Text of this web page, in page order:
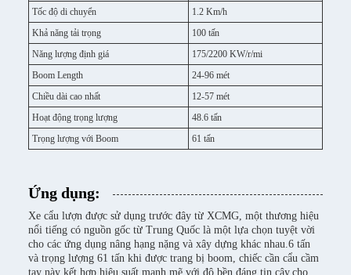
Tốc độ di chuyển
1.2 Km/h
Khả năng tải trọng
100 tấn
Năng lượng định giá
175/2200 KW/r/mi
Boom Length
24-96 mét
Chiều dài cao nhất
12-57 mét
Hoạt động trọng lượng
48.6 tấn
Trọng lượng với Boom
61 tấn
Ứng dụng:
Xe cẩu lượn được sử dụng trước đây từ XCMG, một thương hiệu
nổi tiếng có nguồn gốc từ Trung Quốc là một lựa chọn tuyệt vời
cho các ứng dụng nâng hạng nặng và xây dựng khác nhau.6 tấn
và trọng lượng 61 tấn khi được trang bị boom, chiếc cần cẩu cầm
tay này kết hợp hiệu suất mạnh mẽ với độ bền đáng tin cậy.cho